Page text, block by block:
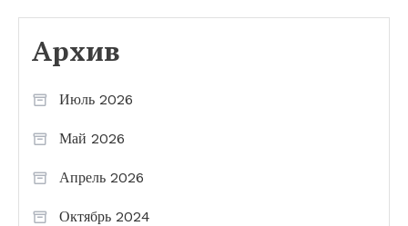
Архив
Июль 2026
Май 2026
Апрель 2026
Октябрь 2024